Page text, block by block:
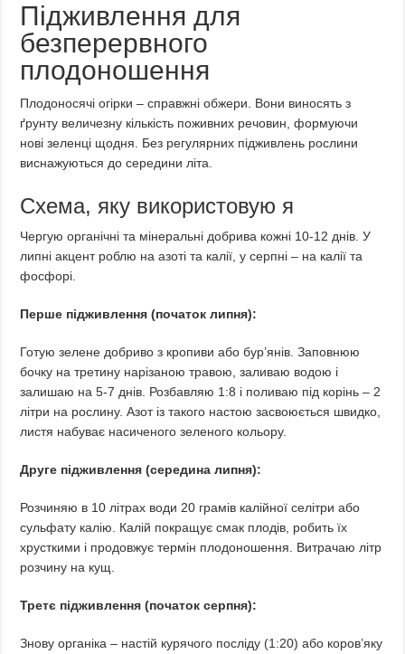
Підживлення для
безперервного
плодоношення
Плодоносячі огірки – справжні обжери. Вони виносять з
ґрунту величезну кількість поживних речовин, формуючи
нові зеленці щодня. Без регулярних підживлень рослини
виснажуються до середини літа.
Схема, яку використовую я
Чергую органічні та мінеральні добрива кожні 10-12 днів. У
липні акцент роблю на азоті та калії, у серпні – на калії та
фосфорі.
Перше підживлення (початок липня):
Готую зелене добриво з кропиви або бур’янів. Заповнюю
бочку на третину нарізаною травою, заливаю водою і
залишаю на 5-7 днів. Розбавляю 1:8 і поливаю під корінь – 2
літри на рослину. Азот із такого настою засвоюється швидко,
листя набуває насиченого зеленого кольору.
Друге підживлення (середина липня):
Розчиняю в 10 літрах води 20 грамів калійної селітри або
сульфату калію. Калій покращує смак плодів, робить їх
хрусткими і продовжує термін плодоношення. Витрачаю літр
розчину на кущ.
Третє підживлення (початок серпня):
Знову органіка – настій курячого посліду (1:20) або коров’яку